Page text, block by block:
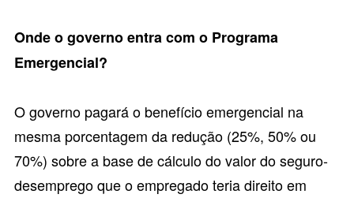
Onde o governo entra com o Programa
Emergencial?
O governo pagará o benefício emergencial na
mesma porcentagem da redução (25%, 50% ou
70%) sobre a base de cálculo do valor do seguro-
desemprego que o empregado teria direito em